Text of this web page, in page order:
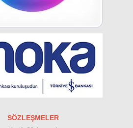
SÖZLEŞMELER